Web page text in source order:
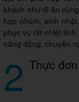
khách như đi ăn
họp nhóm, sinh
phục vụ rất nhiệt
năng động, chuyên
2 Thực